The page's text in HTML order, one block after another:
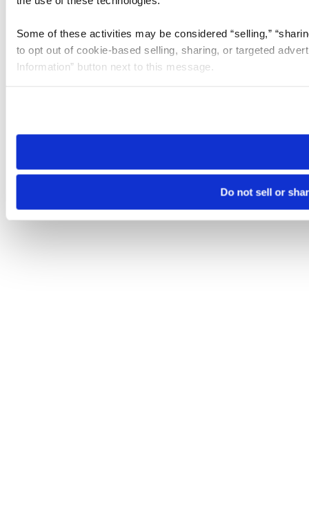
Some of these activities may be considered “selling,”
to opt out of cookie-based selling, sharing, or targeted
Information” button next to this message.
need to be set again.
Do not sell or